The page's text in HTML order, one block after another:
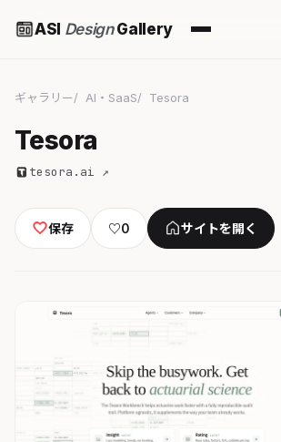
ASI DesignGallery
ギャラリー AI・SaaS Tesora
Tesora
tesora.ai ↗
保存 ♡0 サイトを開く